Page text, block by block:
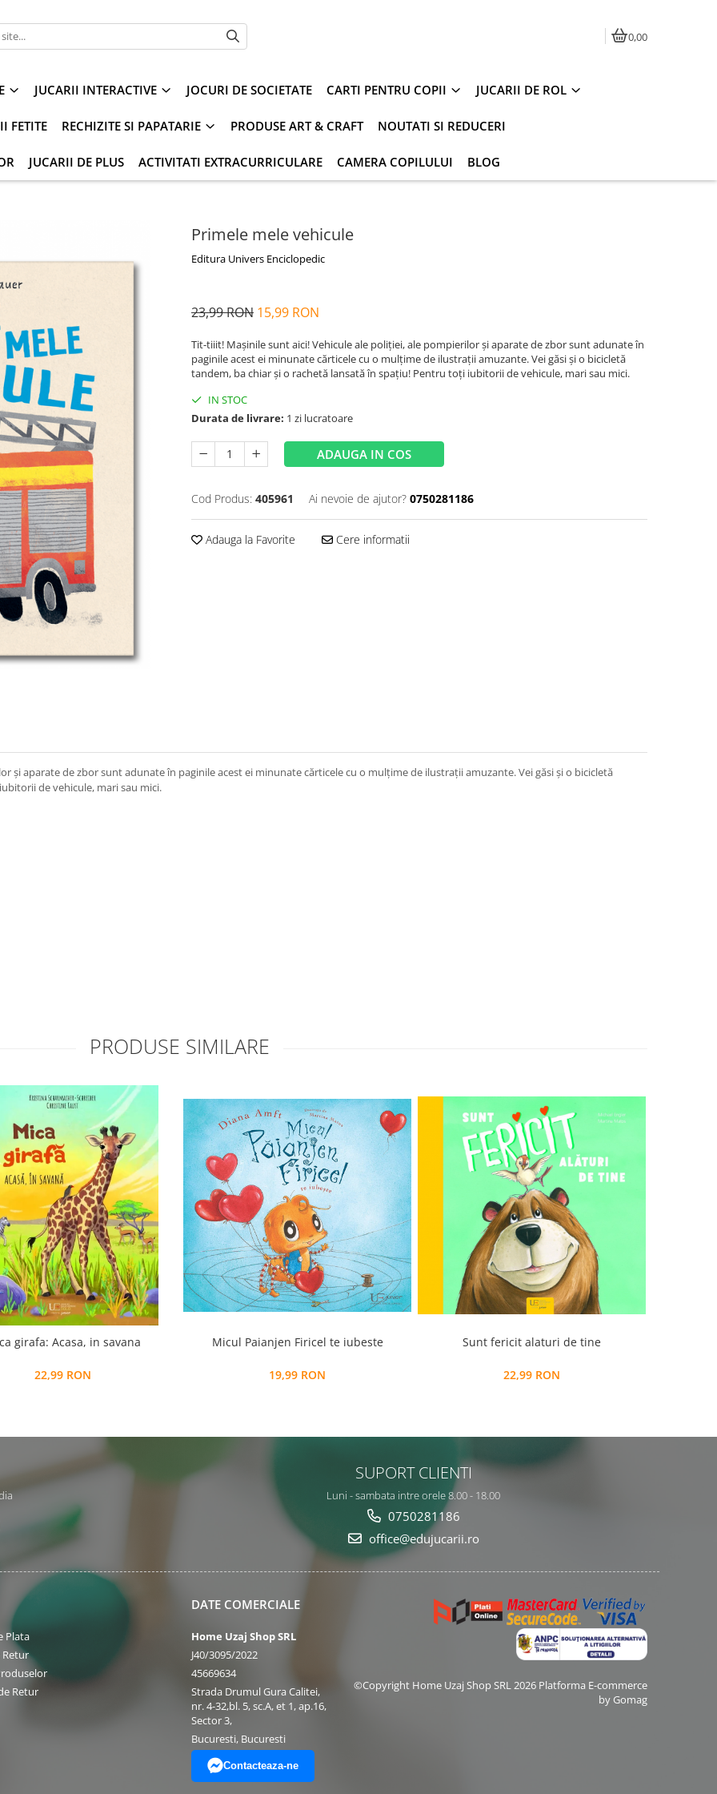
0,00
JUCARII INTERACTIVE JOCURI DE SOCIETATE CARTI PENTRU COPII JUCARII DE ROL
FETITE RECHIZITE SI PAPATARIE PRODUSE ART & CRAFT NOUTATI SI REDUCERI
JUCARII DE PLUS ACTIVITATI EXTRACURRICULARE CAMERA COPILULUI BLOG
Primele mele vehicule
Editura Univers Enciclopedic
23,99 RON 15,99 RON
Tit-tiiit! Mașinile sunt aici! Vehicule ale poliției, ale pompierilor și aparate de zbor sunt adunate în
paginile acest ei minunate cărticele cu o mulțime de ilustrații amuzante. Vei găsi și o bicicletă
tandem, ba chiar și o rachetă lansată în spațiu! Pentru toți iubitorii de vehicule, mari sau mici.
IN STOC
Durata de livrare: 1 zi lucratoare
ADAUGA IN COS
Cod Produs: 405961 Ai nevoie de ajutor? 0750281186
Adauga la Favorite Cere informatii
și aparate de zbor sunt adunate în paginile acest ei minunate cărticele cu o mulțime de ilustrații amuzante. Vei găsi și o bicicletă
de vehicule, mari sau mici.
PRODUSE SIMILARE
girafa: Acasa, in savana
22,99 RON
Micul Paianjen Firicel te iubeste
19,99 RON
Sunt fericit alaturi de tine
22,99 RON
SUPORT CLIENTI
Luni - sambata intre orele 8.00 - 18.00
0750281186
office@edujucarii.ro
Plata
Retur
Retur
DATE COMERCIALE
Home Uzaj Shop SRL
J40/3095/2022
45669634
Strada Drumul Gura Calitei,
nr. 4-32,bl. 5, sc.A, et 1, ap.16,
Sector 3,
Bucuresti, Bucuresti
Contacteaza-ne
©Copyright Home Uzaj Shop SRL 2026 Platforma E-commerce
by Gomag